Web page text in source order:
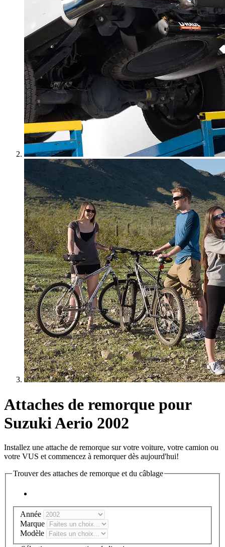
Attaches de remorque pour
Suzuki Aerio 2002
Installez une attache de remorque sur votre voiture, votre camion ou
votre VUS et commencez à remorquer dès aujourd'hui!
Trouver des attaches de remorque et du câblage
Année
Marque
Modèle